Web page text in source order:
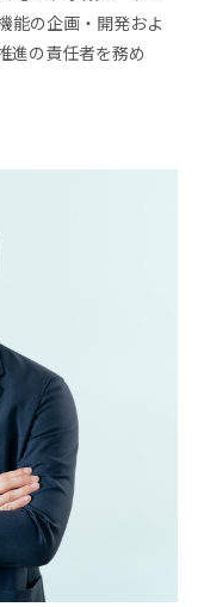
能の企画・開発およ
進の責任者を務め